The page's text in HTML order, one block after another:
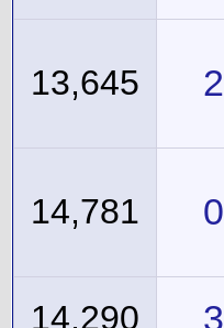
2
13,645
0
14,781
3
14,290